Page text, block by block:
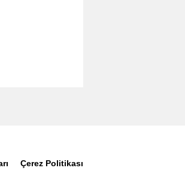
Çerez Politikası